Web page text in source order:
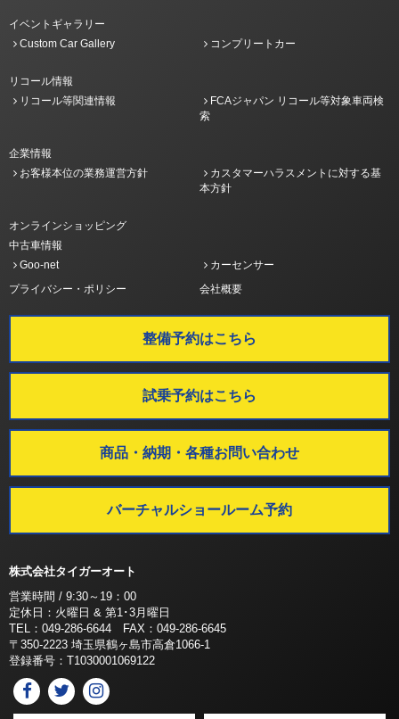
イベントギャラリー
Custom Car Gallery
コンプリートカー
リコール情報
リコール等関連情報
FCAジャパン リコール等対象車両検
索
企業情報
お客様本位の業務運営方針
カスタマーハラスメントに対する基
本方針
オンラインショッピング
中古車情報
Goo-net
カーセンサー
プライバシー・ポリシー
会社概要
整備予約はこちら
試乗予約はこちら
商品・納期・各種お問い合わせ
バーチャルショールーム予約
株式会社タイガーオート
営業時間 / 9:30～19：00
定休日：火曜日 & 第1･3月曜日
TEL：049-286-6644 FAX：049-286-6645
〒350-2223 埼玉県鶴ヶ島市高倉1066-1
登録番号：T1030001069122